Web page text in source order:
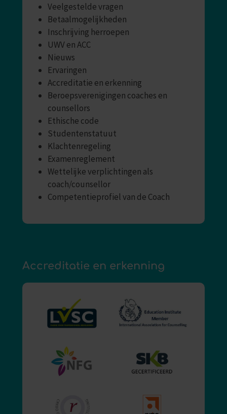
Veelgestelde vragen
Betaalmogelijkheden
Inschrijving herroepen
UWV en ACC
Nieuws
Ervaringen
Accreditatie en erkenning
Beroepsverenigingen coaches en
counsellors
Ethische code
Studentenstatuut
Klachtenregeling
Examenreglement
Wettelijke verplichtingen als
coach/counsellor
Competentieprofiel van de Coach
Accreditatie en erkenning